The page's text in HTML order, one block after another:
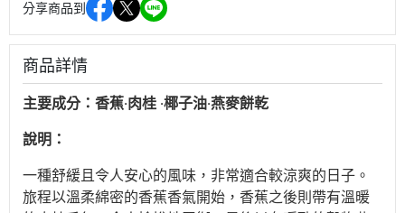
分享商品到
商品詳情
主要成分：香蕉·肉桂 ·椰子油·燕麥餅乾
說明：
一種舒緩且令人安心的風味，非常適合較涼爽的日子。
旅程以溫柔綿密的香蕉香氣開始，香蕉之後則帶有溫暖